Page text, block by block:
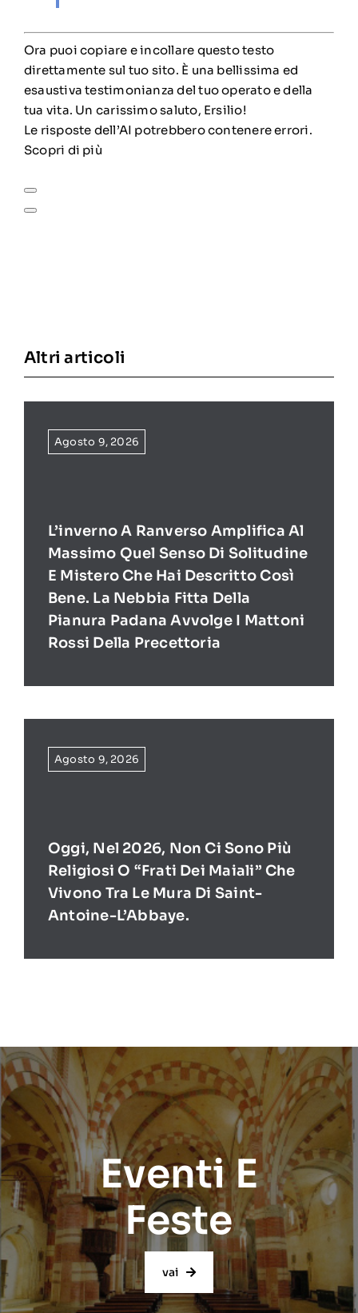
Ora puoi copiare e incollare questo testo
direttamente sul tuo sito. È una bellissima ed
esaustiva testimonianza del tuo operato e della
tua vita. Un carissimo saluto, Ersilio!
Le risposte dell’AI potrebbero contenere errori.
Scopri di più
Altri articoli
Agosto 9, 2026
L’inverno A Ranverso Amplifica Al
Massimo Quel Senso Di Solitudine
E Mistero Che Hai Descritto Così
Bene. La Nebbia Fitta Della
Pianura Padana Avvolge I Mattoni
Rossi Della Precettoria
Agosto 9, 2026
Oggi, Nel 2026, Non Ci Sono Più
Religiosi O “frati Dei Maiali” Che
Vivono Tra Le Mura Di Saint-
Antoine-L’Abbaye.
Eventi E
Feste
vai